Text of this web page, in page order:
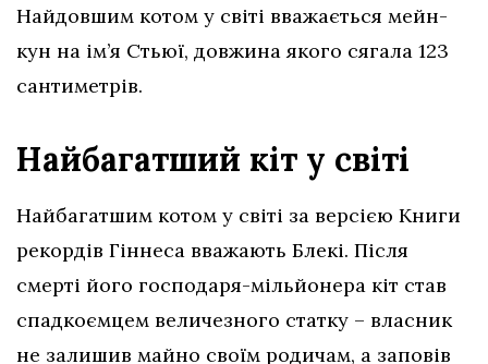
Найдовшим котом у світі вважається мейн-
кун на ім’я Стьюї, довжина якого сягала 123
сантиметрів.
Найбагатший кіт у світі
Найбагатшим котом у світі за версією Книги
рекордів Гіннеса вважають Блекі. Після
смерті його господаря-мільйонера кіт став
спадкоємцем величезного статку – власник
не залишив майно своїм родичам, а заповів